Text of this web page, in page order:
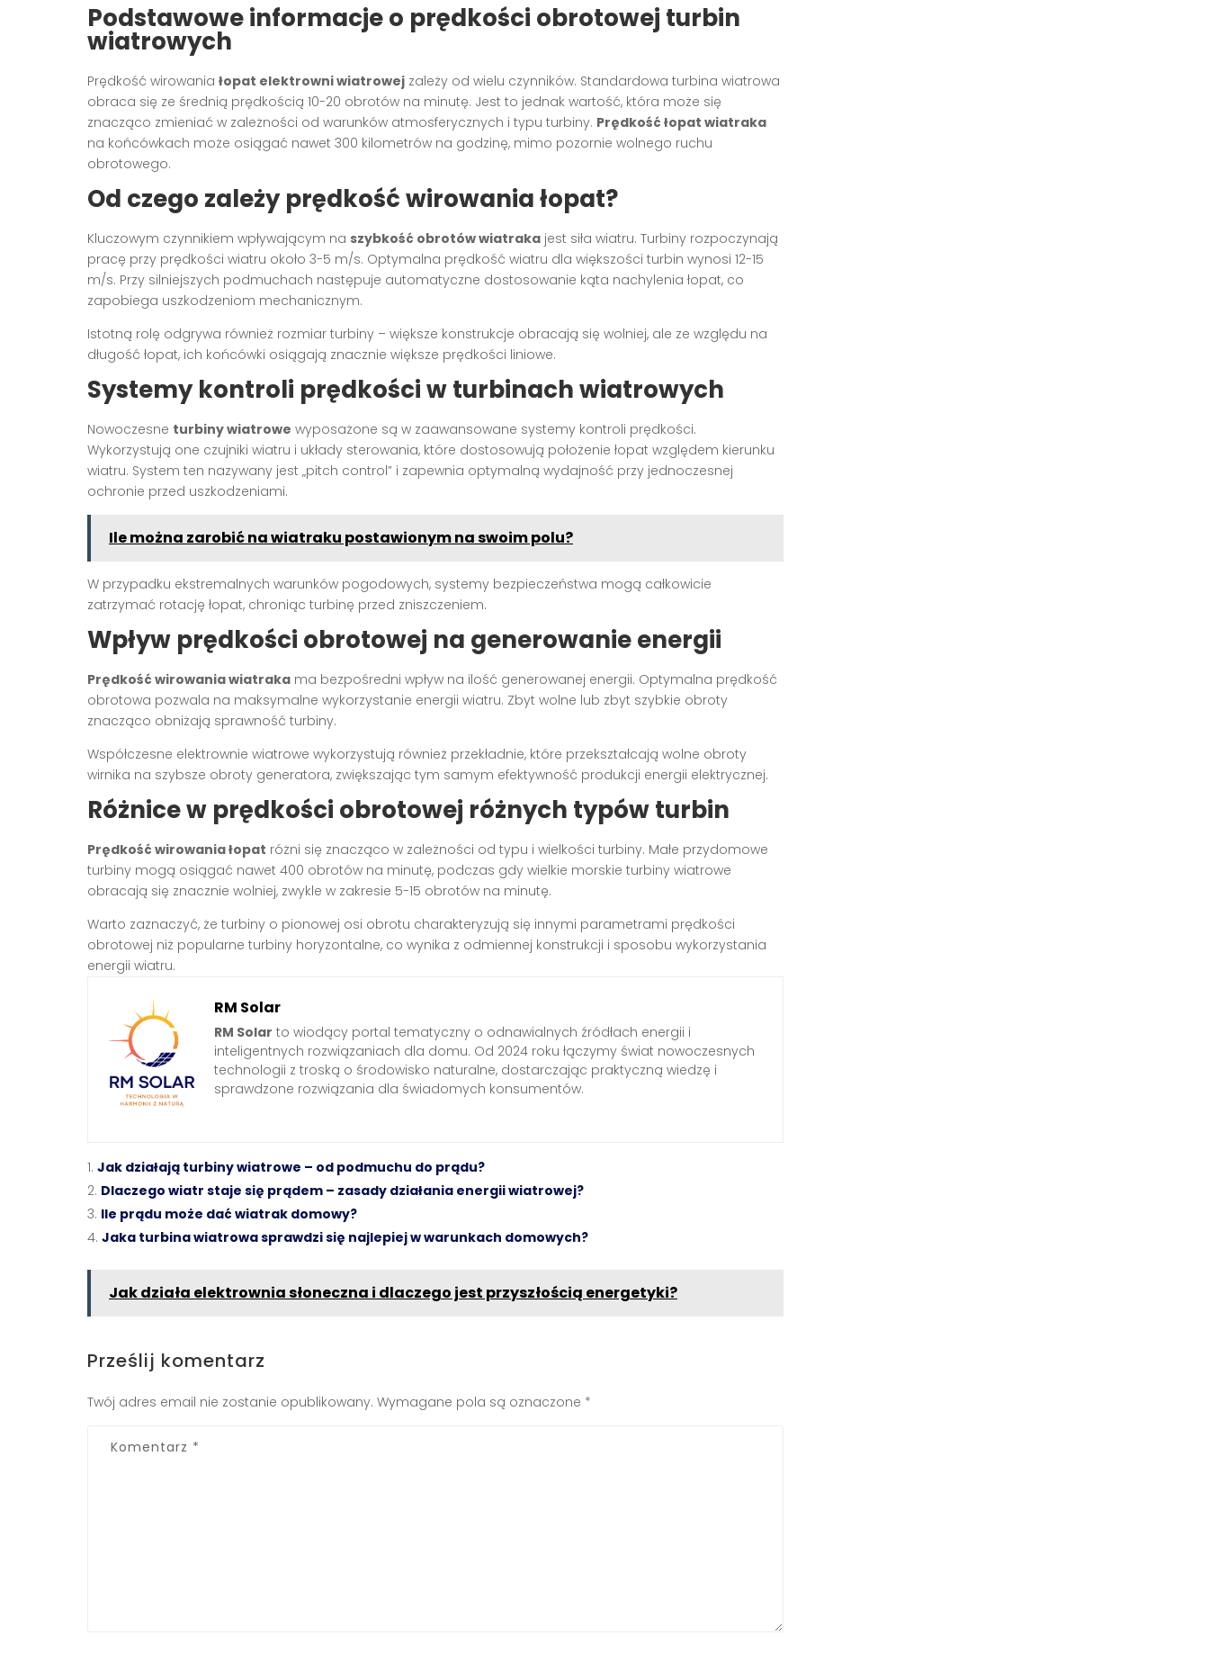
Podstawowe informacje o prędkości obrotowej turbin
wiatrowych
Prędkość wirowania łopat elektrowni wiatrowej zależy od wielu czynników. Standardowa turbina wiatrowa
obraca się ze średnią prędkością 10-20 obrotów na minutę. Jest to jednak wartość, która może się
znacząco zmieniać w zależności od warunków atmosferycznych i typu turbiny. Prędkość łopat wiatraka
na końcówkach może osiągać nawet 300 kilometrów na godzinę, mimo pozornie wolnego ruchu
obrotowego.
Od czego zależy prędkość wirowania łopat?
Kluczowym czynnikiem wpływającym na szybkość obrotów wiatraka jest siła wiatru. Turbiny rozpoczynają
pracę przy prędkości wiatru około 3-5 m/s. Optymalna prędkość wiatru dla większości turbin wynosi 12-15
m/s. Przy silniejszych podmuchach następuje automatyczne dostosowanie kąta nachylenia łopat, co
zapobiega uszkodzeniom mechanicznym.
Istotną rolę odgrywa również rozmiar turbiny – większe konstrukcje obracają się wolniej, ale ze względu na
długość łopat, ich końcówki osiągają znacznie większe prędkości liniowe.
Systemy kontroli prędkości w turbinach wiatrowych
Nowoczesne turbiny wiatrowe wyposażone są w zaawansowane systemy kontroli prędkości.
Wykorzystują one czujniki wiatru i układy sterowania, które dostosowują położenie łopat względem kierunku
wiatru. System ten nazywany jest „pitch control” i zapewnia optymalną wydajność przy jednoczesnej
ochronie przed uszkodzeniami.
Ile można zarobić na wiatraku postawionym na swoim polu?
W przypadku ekstremalnych warunków pogodowych, systemy bezpieczeństwa mogą całkowicie
zatrzymać rotację łopat, chroniąc turbinę przed zniszczeniem.
Wpływ prędkości obrotowej na generowanie energii
Prędkość wirowania wiatraka ma bezpośredni wpływ na ilość generowanej energii. Optymalna prędkość
obrotowa pozwala na maksymalne wykorzystanie energii wiatru. Zbyt wolne lub zbyt szybkie obroty
znacząco obniżają sprawność turbiny.
Współczesne elektrownie wiatrowe wykorzystują również przekładnie, które przekształcają wolne obroty
wirnika na szybsze obroty generatora, zwiększając tym samym efektywność produkcji energii elektrycznej.
Różnice w prędkości obrotowej różnych typów turbin
Prędkość wirowania łopat różni się znacząco w zależności od typu i wielkości turbiny. Małe przydomowe
turbiny mogą osiągać nawet 400 obrotów na minutę, podczas gdy wielkie morskie turbiny wiatrowe
obracają się znacznie wolniej, zwykle w zakresie 5-15 obrotów na minutę.
Warto zaznaczyć, że turbiny o pionowej osi obrotu charakteryzują się innymi parametrami prędkości
obrotowej niż popularne turbiny horyzontalne, co wynika z odmiennej konstrukcji i sposobu wykorzystania
energii wiatru.
RM Solar
RM Solar to wiodący portal tematyczny o odnawialnych źródłach energii i
inteligentnych rozwiązaniach dla domu. Od 2024 roku łączymy świat nowoczesnych
technologii z troską o środowisko naturalne, dostarczając praktyczną wiedzę i
sprawdzone rozwiązania dla świadomych konsumentów.
Jak działają turbiny wiatrowe – od podmuchu do prądu?
Dlaczego wiatr staje się prądem – zasady działania energii wiatrowej?
Ile prądu może dać wiatrak domowy?
Jaka turbina wiatrowa sprawdzi się najlepiej w warunkach domowych?
Jak działa elektrownia słoneczna i dlaczego jest przyszłością energetyki?
Prześlij komentarz
Twój adres email nie zostanie opublikowany. Wymagane pola są oznaczone *